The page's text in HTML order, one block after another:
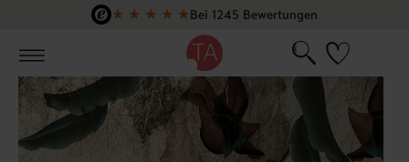
Zum Hauptinhalt springen
★ ★ ★ ★ ★Bei 1245 Bewertungen